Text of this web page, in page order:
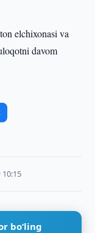
elchixonasi va
davom
10:15
bo‘ling